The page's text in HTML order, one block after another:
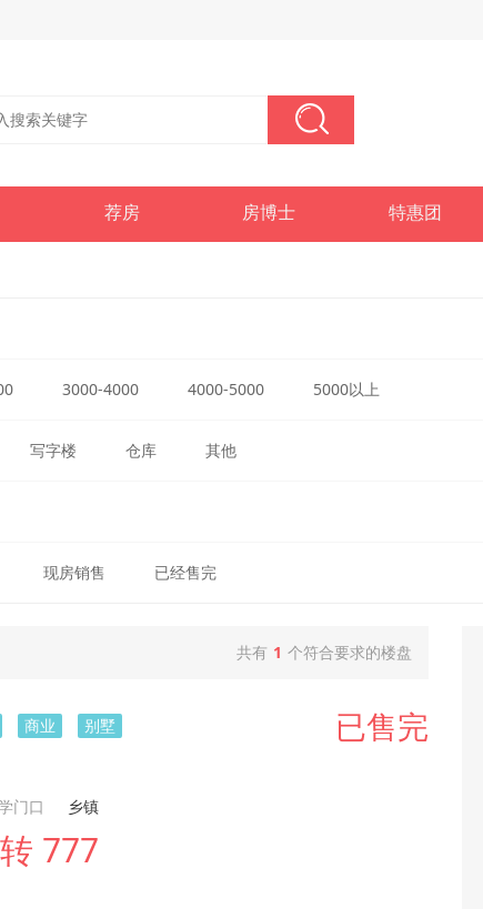
荐房 房博士 特惠团
3000-4000 4000-5000 5000以上
写字楼 仓库 其他
现房销售 已经售完
共有 1 个符合要求的楼盘
商业 别墅
门口
乡镇
777
已售完